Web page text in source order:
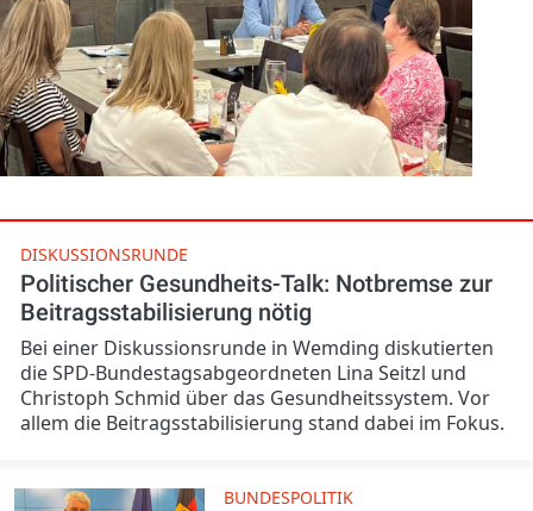
DISKUSSIONSRUNDE
Politischer Gesundheits-Talk: Notbremse zur
Beitragsstabilisierung nötig
Bei einer Diskussionsrunde in Wemding diskutierten
die SPD-Bundestagsabgeordneten Lina Seitzl und
Christoph Schmid über das Gesundheitssystem. Vor
allem die Beitragsstabilisierung stand dabei im Fokus.
BUNDESPOLITIK